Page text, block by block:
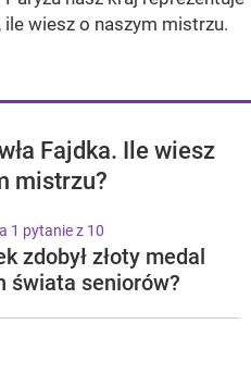
ile wiesz o naszym mistrzu.
Fajdka. Ile wiesz
mistrzu?
1 pytanie z 10
zdobył złoty medal
świata seniorów?